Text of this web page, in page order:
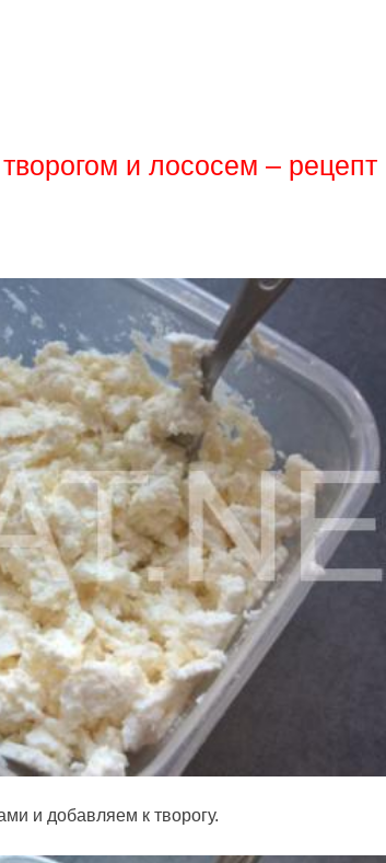
и лососем – рецепт
и добавляем к творогу.